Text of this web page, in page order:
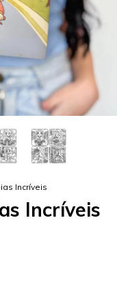
Incríveis
Incríveis